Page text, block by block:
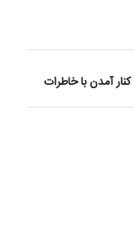
آمدن با خاطرات